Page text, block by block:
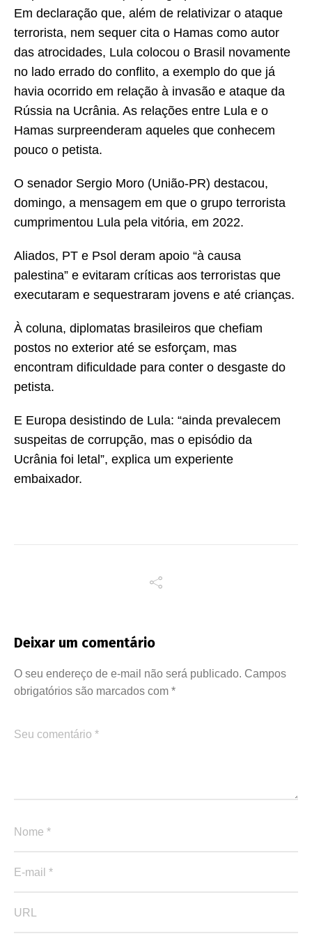
Em declaração que, além de relativizar o ataque
terrorista, nem sequer cita o Hamas como autor
das atrocidades, Lula colocou o Brasil novamente
no lado errado do conflito, a exemplo do que já
havia ocorrido em relação à invasão e ataque da
Rússia na Ucrânia. As relações entre Lula e o
Hamas surpreenderam aqueles que conhecem
pouco o petista.
O senador Sergio Moro (União-PR) destacou,
domingo, a mensagem em que o grupo terrorista
cumprimentou Lula pela vitória, em 2022.
Aliados, PT e Psol deram apoio “à causa
palestina” e evitaram críticas aos terroristas que
executaram e sequestraram jovens e até crianças.
À coluna, diplomatas brasileiros que chefiam
postos no exterior até se esforçam, mas
encontram dificuldade para conter o desgaste do
petista.
E Europa desistindo de Lula: “ainda prevalecem
suspeitas de corrupção, mas o episódio da
Ucrânia foi letal”, explica um experiente
embaixador.
Deixar um comentário
O seu endereço de e-mail não será publicado. Campos
obrigatórios são marcados com *